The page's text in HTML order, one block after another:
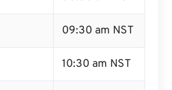
09:30 am NST
10:30 am NST